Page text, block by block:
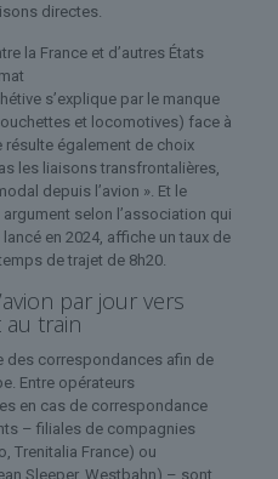
directes.
la France et d’autres États
s’explique par le manque
et locomotives) face à
résulte également de choix
les liaisons transfrontalières,
depuis l’avion ». Et le
selon l’association qui
, lancé en 2024, affiche un taux de
de trajet de 8h20.
par jour vers
train
des correspondances afin de
Entre opérateurs
en cas de correspondance
– filiales de compagnies
Trenitalia France) ou
Sleeper, Westbahn) – sont